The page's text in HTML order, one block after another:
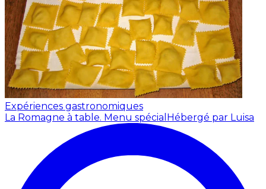
Expériences gastronomiques
La Romagne à table. Menu spécial Hébergé par Luisa